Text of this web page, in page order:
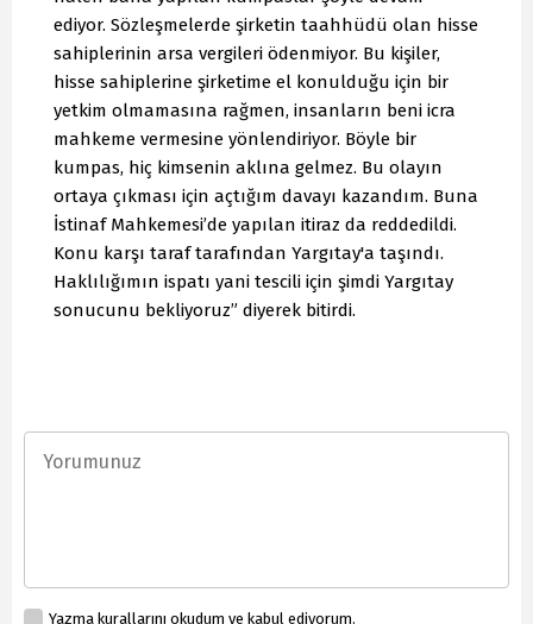
ediyor. Sözleşmelerde şirketin taahhüdü olan hisse
sahiplerinin arsa vergileri ödenmiyor. Bu kişiler,
hisse sahiplerine şirketime el konulduğu için bir
yetkim olmamasına rağmen, insanların beni icra
mahkeme vermesine yönlendiriyor. Böyle bir
kumpas, hiç kimsenin aklına gelmez. Bu olayın
ortaya çıkması için açtığım davayı kazandım. Buna
İstinaf Mahkemesi’de yapılan itiraz da reddedildi.
Konu karşı taraf tarafından Yargıtay'a taşındı.
Haklılığımın ispatı yani tescili için şimdi Yargıtay
sonucunu bekliyoruz” diyerek bitirdi.
Yazma kurallarını okudum ve kabul ediyorum.